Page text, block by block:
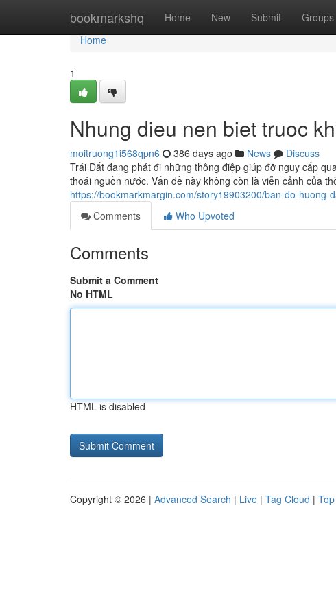
bookmarkshq Home New Submit Groups
Home
Home
1
Nhung dieu nen biet truoc
moitruong1i568qpn6 386 days ago News
Discuss
Trái Đất đang phát đi những thông điệp giúp đỡ nguy cấp
thoái nguồn nước. Vấn đề này không còn là viễn cảnh của
https://bookmarkmargin.com/story19903200/ban-do-
Comments
Who Upvoted
Comments
Submit a Comment
No HTML
HTML is disabled
Copyright © 2026 | Advanced Search | Live | Tag Cloud |